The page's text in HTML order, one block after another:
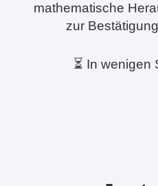
mathematische
zur
⏳ In wenigen